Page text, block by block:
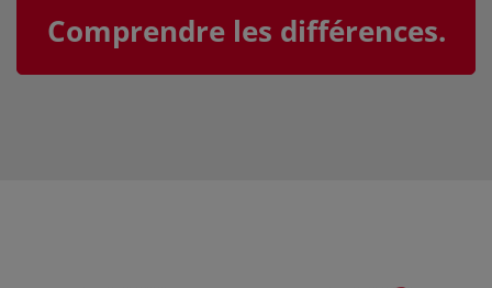
Comprendre les différences.